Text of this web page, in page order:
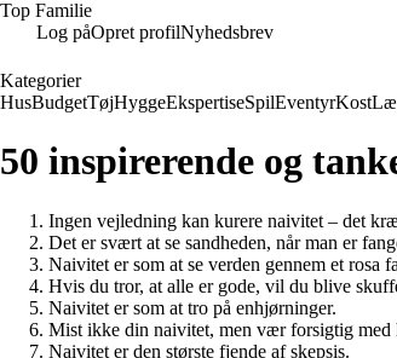
Top Familie
Log påOpret profilNyhedsbrev
Kategorier
HusBudgetTøjHyggeEkspertiseSpilEventyrKost
50 inspirerende og
Ingen vejledning kan kurere naivitet – det
Det er svært at se sandheden, når man er
Naivitet er som at se verden gennem et rosa
Hvis du tror, at alle er gode, vil du blive
Naivitet er som at tro på enhjørninger.
Mist ikke din naivitet, men vær forsigtig med
Naivitet er den største fjende af skepsis.